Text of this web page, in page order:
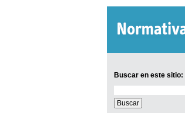
Buscar en este sitio:
en
este